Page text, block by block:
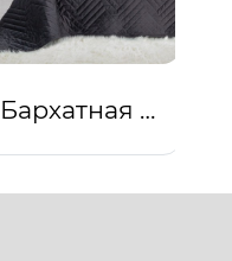
Бархатная ночь